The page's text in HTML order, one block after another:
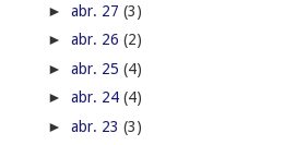
► abr. 27 (3)
► abr. 26 (2)
► abr. 25 (4)
► abr. 24 (4)
► abr. 23 (3)